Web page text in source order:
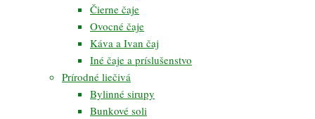
Čierne čaje
Ovocné čaje
Káva a Ivan čaj
Iné čaje a príslušenstvo
Prírodné liečivá
Bylinné sirupy
Bunkové soli